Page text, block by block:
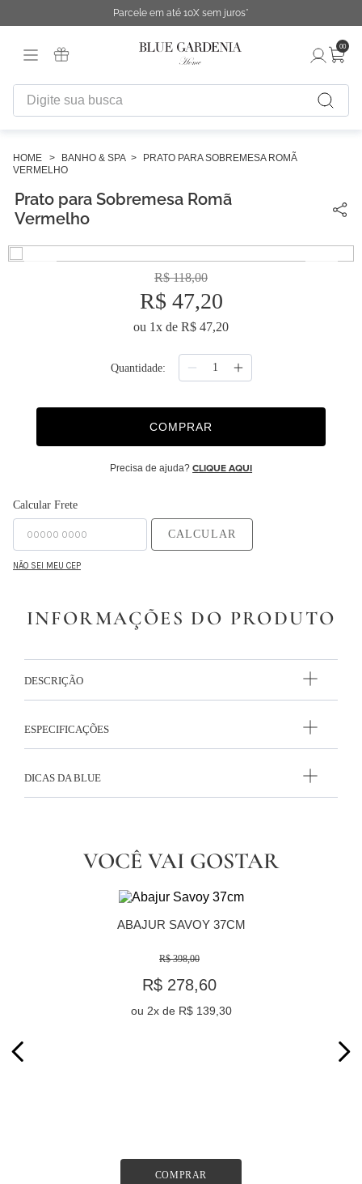
Parcele em até 10X sem juros*
00
Digite sua busca
BANHO & SPA
PRATO PARA SOBREMESA ROMÃ
VERMELHO
Prato para Sobremesa Romã
Vermelho
R$ 118,00
R$ 47,20
ou 1x de R$ 47,20
Quantidade
COMPRAR
Precisa de ajuda? CLIQUE AQUI
Calcular Frete
CALCULAR
NÃO SEI MEU CEP
INFORMAÇÕES DO PRODUTO
DESCRIÇÃO
ESPECIFICAÇÕES
DICAS DA BLUE
VOCÊ VAI GOSTAR
ABAJUR SAVOY 37CM
R$ 398,00
R$ 278,60
ou 2x de R$ 139,30
COMPRAR
1º
fronha
4º
capa duvet
5º
6º
difusor
7º
chinelo
8º
edredon
9º
necessaire